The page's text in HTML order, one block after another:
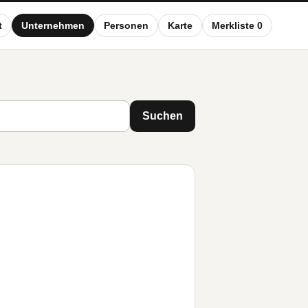
Unternehmen Personen Karte Merkliste 0
Suchen